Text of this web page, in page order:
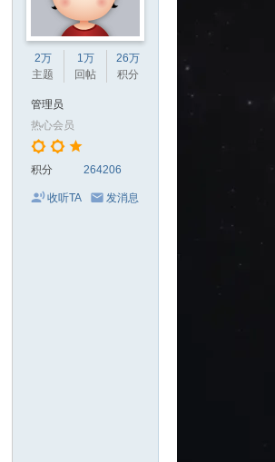
2万
主题
1万
回帖
26万
积分
管理员
热心会员
积分 264206
收听TA 发消息